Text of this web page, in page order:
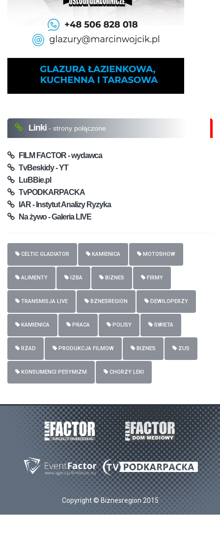
Linki - strony połączone
FILM FACTOR - wydawca
TvBeskidy - YT
LuBBie.pl
TvPODKARPACKA
IAR - Instytut Analizy Ryzyka
Na żywo - Galeria LIVE
CELTIC GLADIATOR KAMIENICA MOTOSHOW
ALIMENTY IZBA BIZNES FIRMY
TRANSMISJA LIVE BZNESREGION DEWILOPERZY
KAMIENICA PRACA POLISY SWIETA
RZAD PRODUKCJA FILMOW BIZNES ZUS
KONSUMENCI PESYMIZM CHORZY LEKI
Copyright © Biznesregion 2015